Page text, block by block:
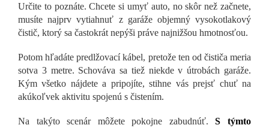
Určite to poznáte. Chcete si umyť auto, no skôr než začnete,
musíte najprv vytiahnuť z garáže objemný vysokotlakový
čistič, ktorý sa častokrát nepýši práve najnižšou hmotnosťou.
Potom hľadáte predlžovací kábel, pretože ten od čističa meria
sotva 3 metre. Schováva sa tiež niekde v útrobách garáže.
Kým všetko nájdete a pripojíte, stihne vás prejsť chuť na
akúkoľvek aktivitu spojenú s čistením.
Na takýto scenár môžete pokojne zabudnúť.S týmto